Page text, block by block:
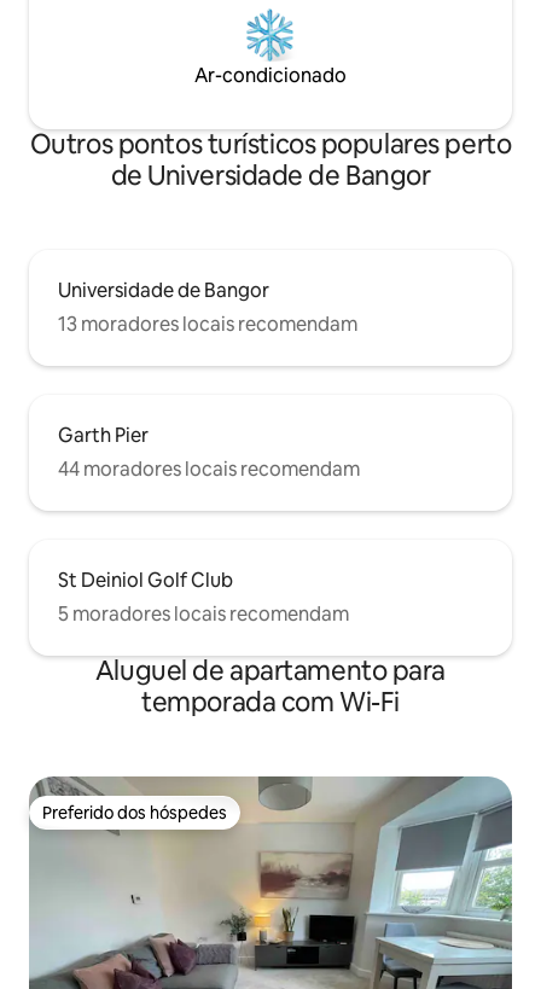
Ar-condicionado
Outros pontos turísticos populares perto
de Universidade de Bangor
Universidade de Bangor
13 moradores locais recomendam
Garth Pier
44 moradores locais recomendam
St Deiniol Golf Club
5 moradores locais recomendam
Aluguel de apartamento para
temporada com Wi-Fi
Preferido dos hóspedes
Preferido dos hóspedes